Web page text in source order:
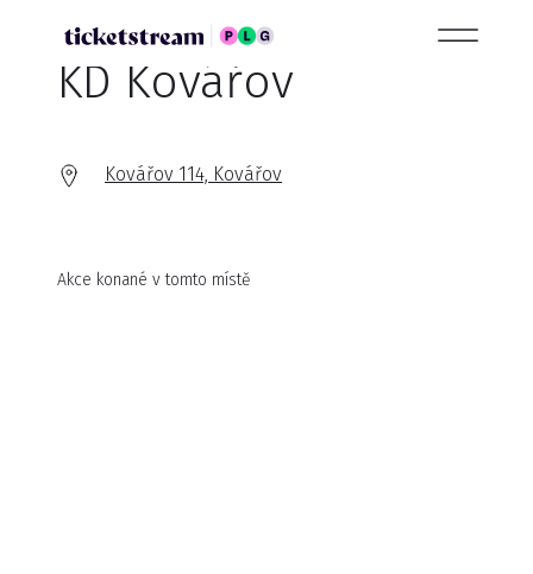
KD Kovářov
Kovářov 114, Kovářov
Akce konané v tomto místě